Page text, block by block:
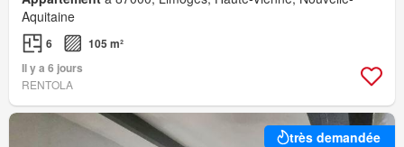
Aquitaine
6
105 m²
Il y a 6 jours
RENTOLA
très demandée